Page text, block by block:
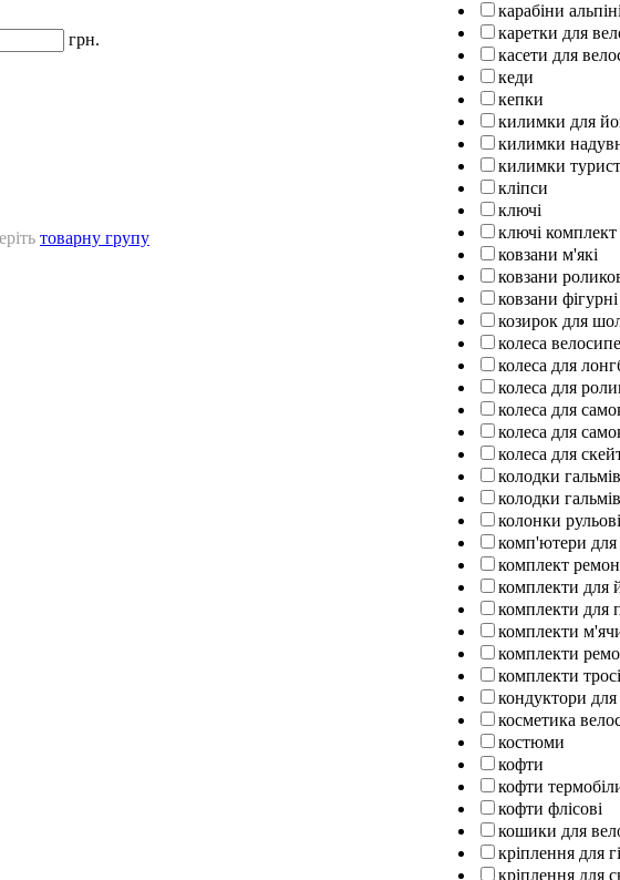
карабіни
каретки для
касети для
кеди
кепки
килимки для
килимки
килимки
кліпси
ключі
ключі
ковзани м'які
ковзани
ковзани фігурні
козирок для
колеса
колеса для
колеса для
колеса для
колеса для
колеса для
колодки
колодки
колонки
комп'ютери для
комплект
комплекти для
комплекти для
комплекти
комплекти
комплекти
кондуктори
косметика
костюми
кофти
кофти
кофти флісові
кошики для
кріплення для
кріплення для
грн.
товарну групу